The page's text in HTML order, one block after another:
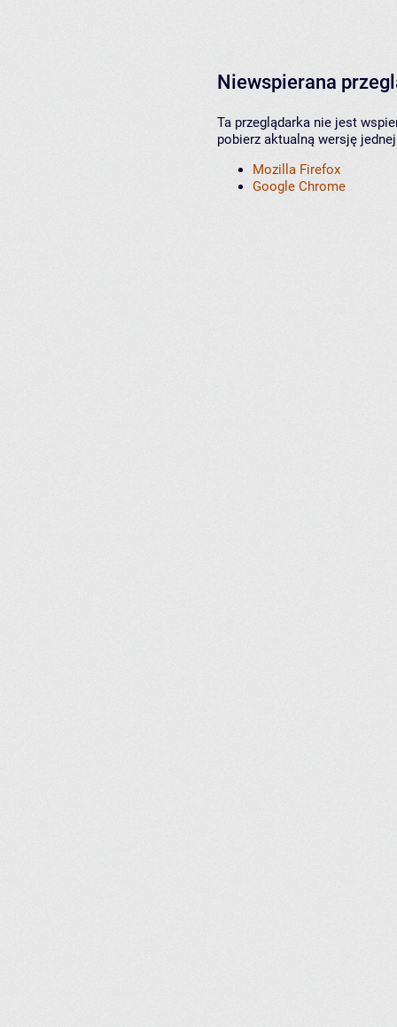
Niewspierana
Ta przeglądarka nie jest
pobierz aktualną wersję
Mozilla Firefox
Google Chrome